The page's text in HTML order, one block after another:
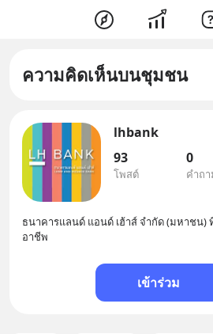
ความคิดเห็นบนชุมชน
lhbank
93
โพสต์
0
คำถ
ธนาคารแลนด์ แอนด์ เฮ้าส์ จำกัด (มหาชน)
อาชีพ
เข้าร่วม